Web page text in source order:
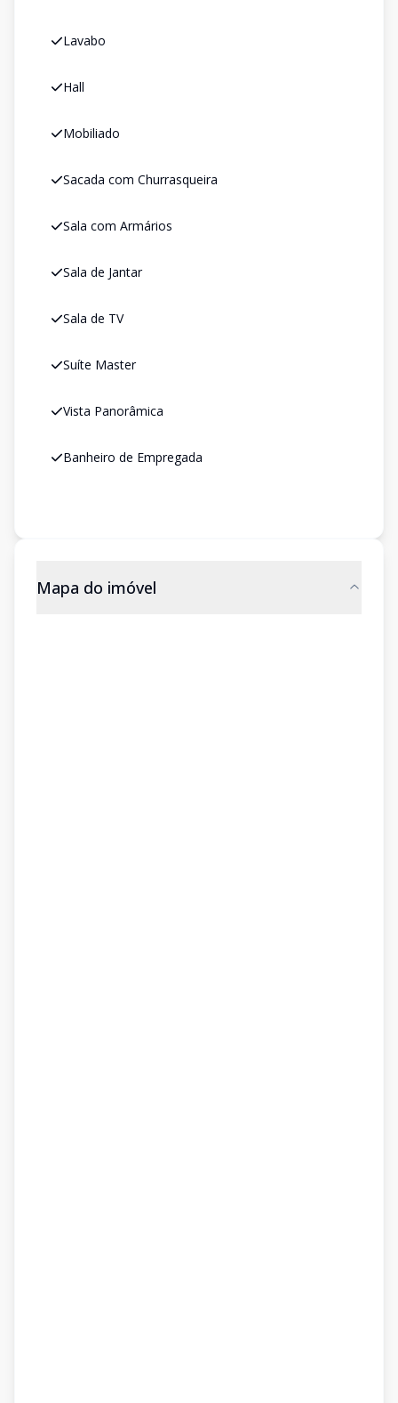
Lavabo
Hall
Mobiliado
Sacada com Churrasqueira
Sala com Armários
Sala de Jantar
Sala de TV
Suíte Master
Vista Panorâmica
Banheiro de Empregada
Mapa do imóvel